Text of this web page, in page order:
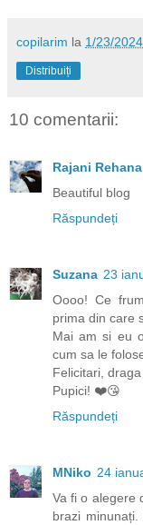
copilarim la 1/23/
Distribuiți
10 comentarii:
Rajani Rehana
Beautiful blog
Răspundeți
Suzana 23
Oooo! Ce
prima din care
Mai am si eu
cum sa le
Felicitari,
Pupici! ❤️😘
Răspundeți
MNiko 24
Va fi o alegere
brazi